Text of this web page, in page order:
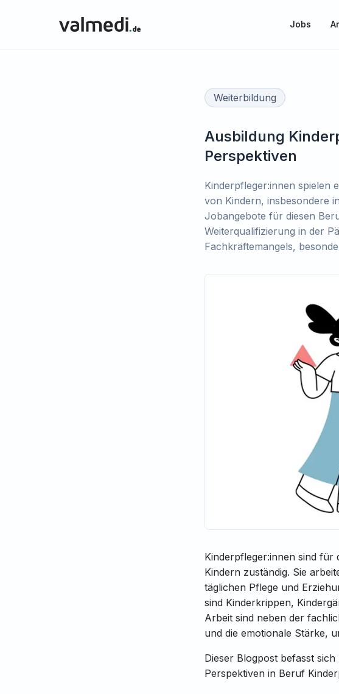
Jobs
Weiterbildung
Ausbildung
Perspektiven
Kinderpfleger:innen spielen
von Kindern, insbesondere
Jobangebote für diesen
Weiterqualifizierung in der
Fachkräftemangels,
Kinderpfleger:innen sind
Kindern zuständig. Sie
täglichen Pflege und
sind Kinderkrippen,
Arbeit sind neben der
und die emotionale Stärke,
Dieser Blogpost befasst
Perspektiven in Beruf